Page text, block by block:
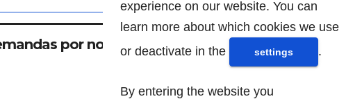
experience on our website. You can
learn more about which cookies we use
or deactivate in the
settings .
By entering the website you
por no aceptar